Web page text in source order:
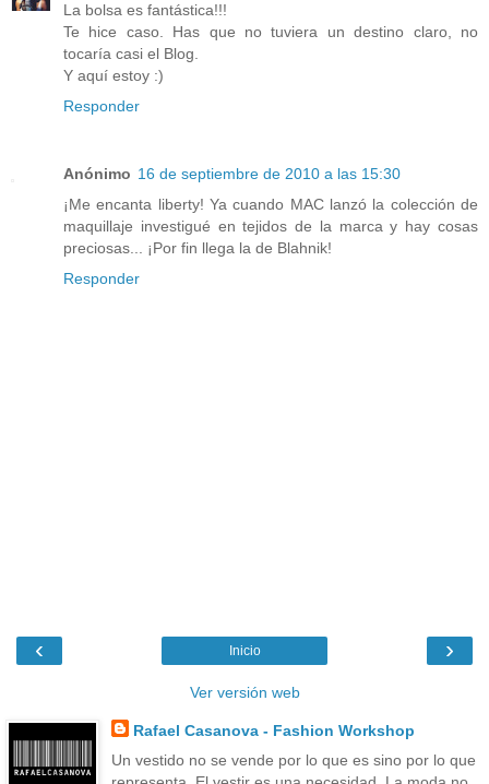
La bolsa es fantástica!!!
Te hice caso. Has que no tuviera un destino claro, no
tocaría casi el Blog.
Y aquí estoy :)
Responder
Anónimo 16 de septiembre de 2010 a las 15:30
¡Me encanta liberty! Ya cuando MAC lanzó la colección de
maquillaje investigué en tejidos de la marca y hay cosas
preciosas... ¡Por fin llega la de Blahnik!
Responder
‹ ›
Inicio
Ver versión web
Rafael Casanova - Fashion Workshop
Un vestido no se vende por lo que es sino por lo que